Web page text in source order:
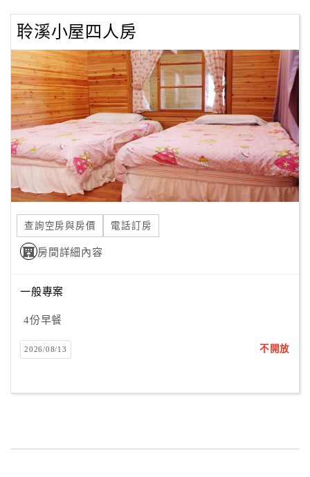
聆溪小屋四人房
查詢空房與房價 電話訂房
房間詳細內容
一般專案
4份早餐
2026/08/13 不開放